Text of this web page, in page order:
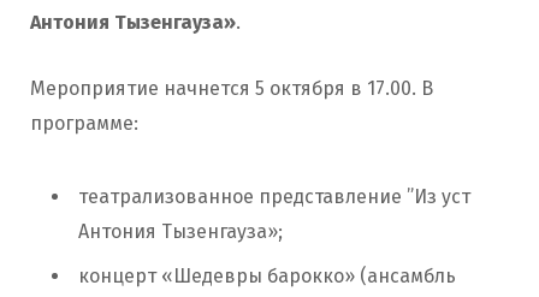
Антония Тызенгауза».
Мероприятие начнется 5 октября в 17.00. В
программе:
театрализованное представление ”Из уст
Антония Тызенгауза»;
концерт «Шедевры барокко» (ансамбль